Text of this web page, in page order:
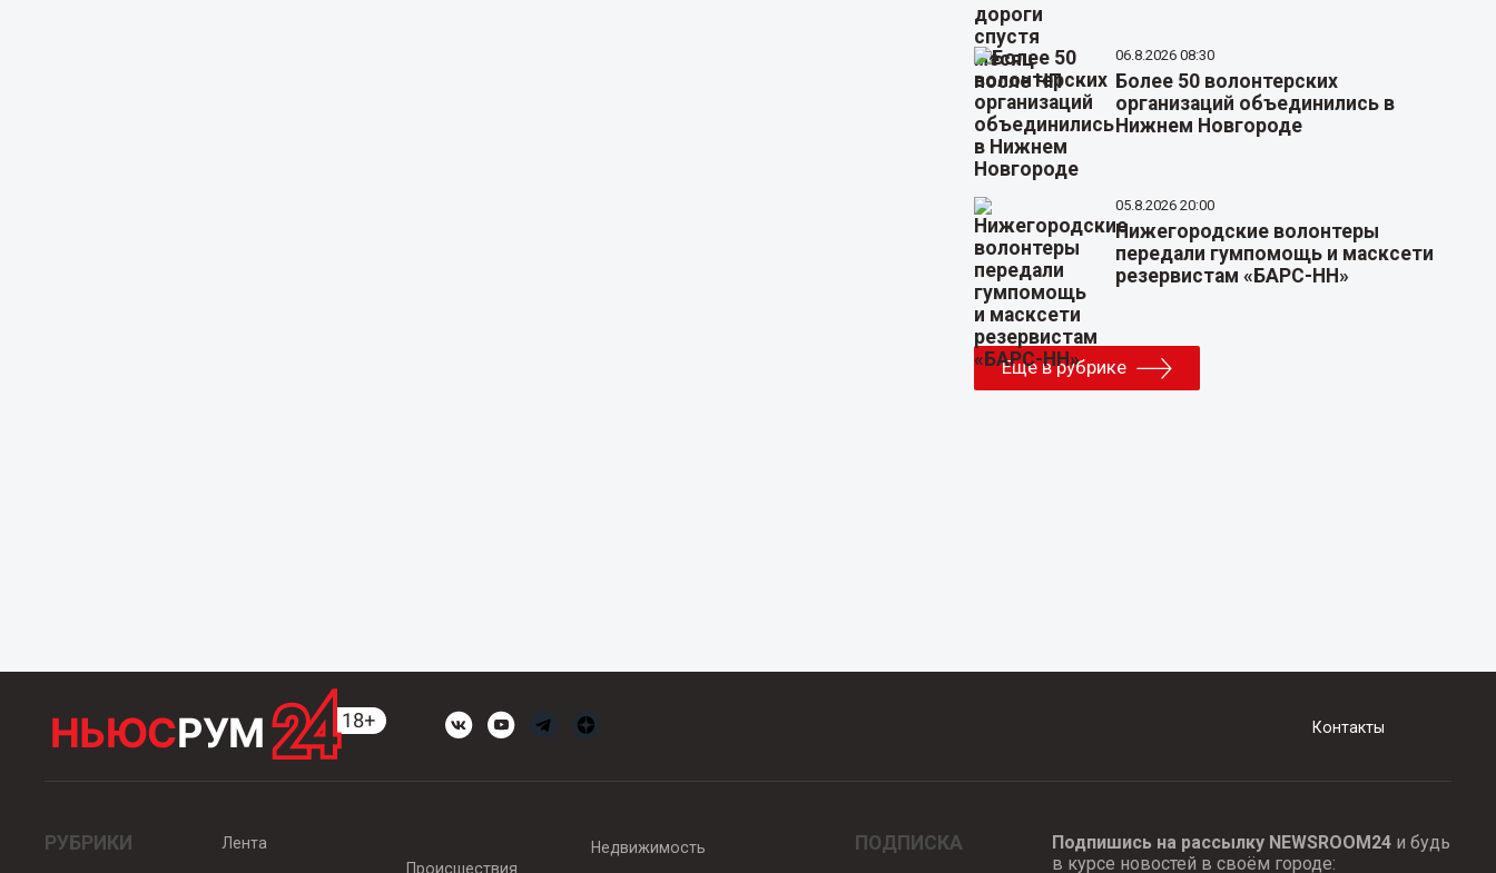
06.8.2026 08:30
Более 50 волонтерских
организаций объединились в
Нижнем Новгороде
05.8.2026 20:00
Нижегородские волонтеры
передали гумпомощь и масксети
резервистам «БАРС-НН»
Еще в рубрике
Контакты
РУБРИКИ
Лента
Происшествия
Недвижимость ПОДПИСКА Подпишись на рассылку NEWSROOM24и будь
в курсе новостей в своём городе: